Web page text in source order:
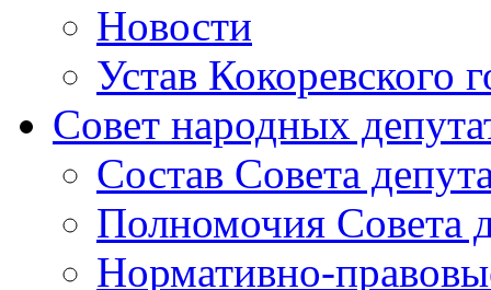
Новости
Устав Кокоревского
Совет народных
Состав Совета
Полномочия Совета
Нормативно-